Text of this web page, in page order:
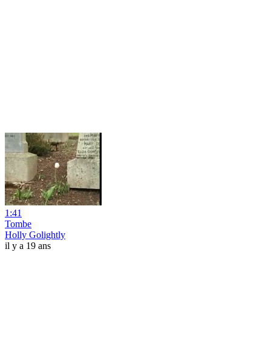
1:41
Tombe
Holly Golightly
il y a 19 ans